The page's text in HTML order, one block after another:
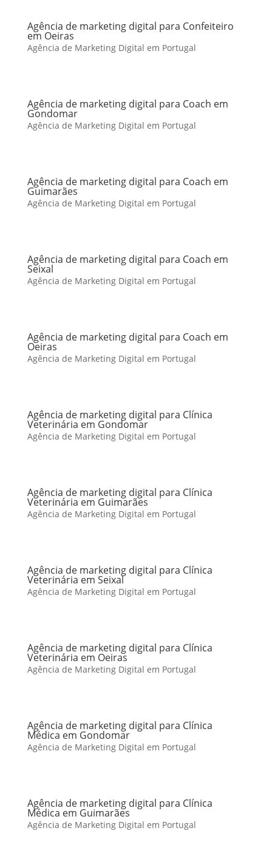
Agência de marketing digital para Confeiteiro
em Oeiras
Agência de Marketing Digital em Portugal
Agência de marketing digital para Coach em
Gondomar
Agência de Marketing Digital em Portugal
Agência de marketing digital para Coach em
Guimarães
Agência de Marketing Digital em Portugal
Agência de marketing digital para Coach em
Seixal
Agência de Marketing Digital em Portugal
Agência de marketing digital para Coach em
Oeiras
Agência de Marketing Digital em Portugal
Agência de marketing digital para Clínica
Veterinária em Gondomar
Agência de Marketing Digital em Portugal
Agência de marketing digital para Clínica
Veterinária em Guimarães
Agência de Marketing Digital em Portugal
Agência de marketing digital para Clínica
Veterinária em Seixal
Agência de Marketing Digital em Portugal
Agência de marketing digital para Clínica
Veterinária em Oeiras
Agência de Marketing Digital em Portugal
Agência de marketing digital para Clínica
Médica em Gondomar
Agência de Marketing Digital em Portugal
Agência de marketing digital para Clínica
Médica em Guimarães
Agência de Marketing Digital em Portugal